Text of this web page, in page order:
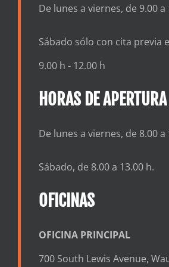
De lunes a viernes, de 9.00 a
Sábado sólo con cita previa
9.00 h - 12.00 h
HORAS DE APERTURA
De lunes a viernes, de 8.00 a
Sábado, de 8.00 a 13.00 h.
OFICINAS
OFICINA PRINCIPAL
700 South Lewis Avenue,